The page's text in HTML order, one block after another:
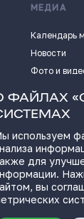
МЕДИА
Календарь
Новости
Фото и
Истории
ПОЛЕЗНЫЕ
ФАЙЛАХ
используем
для
вы